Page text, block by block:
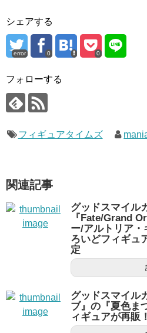
シェアする
error 0 0
フォローする
フィギュアタイムズ
関連記事
グッドスマイル
『Fate/Grand
ー/アルトリア
ろいどフィギュ
定
グッドスマイル
ブ』の『夏色ま
ィギュアが再販